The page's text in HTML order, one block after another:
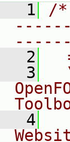
1
/
2
3
4